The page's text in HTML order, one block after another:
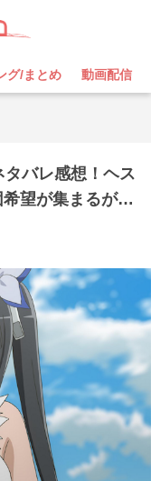
グ/まとめ 動画配信
タバレ感想！ヘス
希望が集まるが…